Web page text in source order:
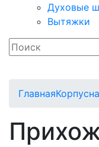
Духовые
Вытяжки
Главная